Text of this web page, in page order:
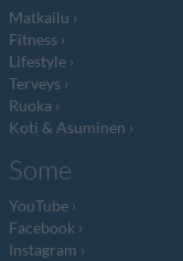
Matkailu
Fitness
Lifestyle
Terveys
Ruoka
Koti & Asuminen
Some
YouTube
Facebook
Instagram